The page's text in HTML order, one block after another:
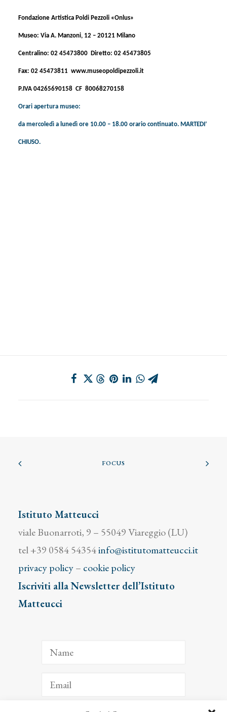
Fondazione Artistica Poldi Pezzoli «Onlus»
Museo: Via A. Manzoni, 12 – 20121 Milano
Centralino: 02 45473800 Diretto: 02 45473805
Fax: 02 45473811 www.museopoldipezzoli.it
P.IVA 04265690158 CF 80068270158
Orari apertura museo:
da mercoledì a lunedì ore 10.00 – 18.00 orario continuato. MARTEDI’
CHIUSO.
FOCUS
Istituto Matteucci
viale Buonarroti, 9 – 55049 Viareggio (LU)
tel +39 0584 54354info@istitutomatteucci.it
privacy policy– cookie policy
Iscriviti alla Newsletter dell’Istituto
Matteucci